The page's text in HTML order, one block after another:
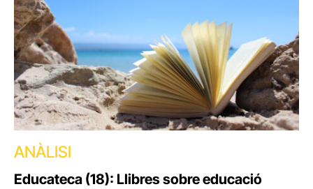
ANÀLISI
Educateca (18): Llibres sobre educació